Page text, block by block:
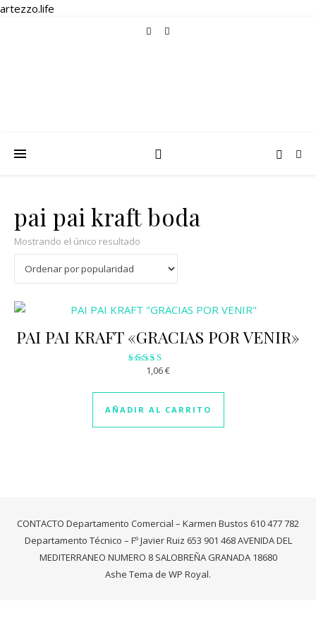
artezzo.life
pai pai kraft boda
Mostrando el único resultado
PAI PAI KRAFT «GRACIAS POR VENIR»
Valorado
2.84
de 5
1,06€
AÑADIR AL CARRITO
CONTACTO Departamento Comercial – Karmen Bustos 610 477 782
Departamento Técnico – Fº Javier Ruiz 653 901 468 AVENIDA DEL
MEDITERRANEO NUMERO 8 SALOBREÑA GRANADA 18680
Ashe Tema de WP Royal.